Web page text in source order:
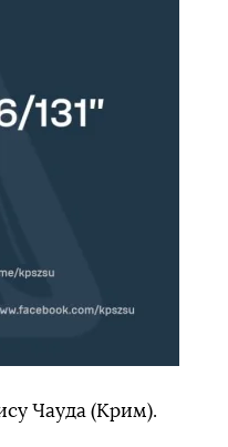
Чауда (Крим).